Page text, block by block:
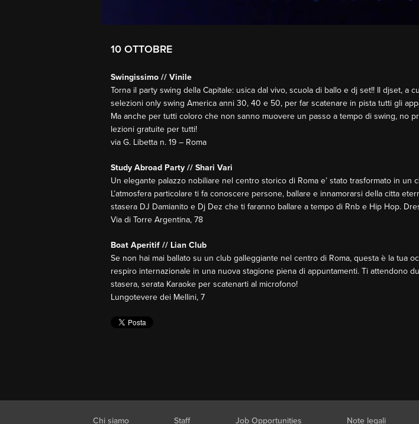
10 OTTOBRE
Swingissimo // Vinile
Torna il party swing della Capitale: usica dal vivo, scuola di ballo e dj set!! Il djset, a
selezioni only swing America anni 30, 40 e 50, per far scatenare in pista tutti gli
Ma anche per tutti coloro che non sanno muovere un passo a tempo di swing, no
lezioni gratuite per tutti!
via G. Libetta n. 19 – Roma
Study Abroad Party // Shari Vari
Un elegante palazzo nobiliare nel centro storico di Roma e’ stato trasformato in un
L’atmosfera particolare ti fa conoscere persone, ballare e innamorarsi della citta
stasera DJ Damianito e Dj Dez che ti faranno ballare a tempo di Rnb e Hip Hop.
Via di Torre Argentina, 78
Boat Aperitif // Lian Club
Se non hai mai ballato su un club galleggiante nel centro di Roma, questa è la tua
respiro internazionale in una nuova stagione piena di appuntamenti. Ti attendono
stasera, serata Karaoke per scatenarti al microfono!
Lungotevere dei Mellini, 7
Chi siamo Staff Job Opportunities Note legali